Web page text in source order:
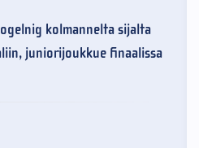
kolmannelta sijalta
juniorijoukkue finaalissa